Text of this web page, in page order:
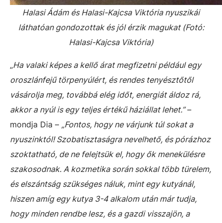
Halasi Ádám és Halasi-Kajcsa Viktória nyuszikái
láthatóan gondozottak és jól érzik magukat (Fotó:
Halasi-Kajcsa Viktória)
„Ha valaki képes a kellő árat megfizetni például egy
oroszlánfejű törpenyúlért, és rendes tenyésztőtől
vásárolja meg, továbbá elég időt, energiát áldoz rá,
akkor a nyúl is egy teljes értékű háziállat lehet.”–
mondja Dia – „Fontos, hogy ne várjunk túl sokat a
nyuszinktól! Szobatisztaságra nevelhető, és pórázhoz
szoktatható, de ne felejtsük el, hogy ők menekülésre
szakosodnak. A kozmetika során sokkal több türelem,
és elszántság szükséges náluk, mint egy kutyánál,
hiszen amíg egy kutya 3-4 alkalom után már tudja,
hogy minden rendbe lesz, és a gazdi visszajön, a